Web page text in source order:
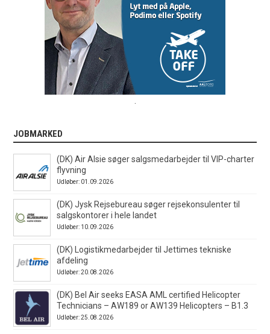
JOBMARKED
(DK) Air Alsie søger salgsmedarbejder til VIP-charter
flyvning
Udløber: 01.09.2026
(DK) Jysk Rejsebureau søger rejsekonsulenter til
salgskontorer i hele landet
Udløber: 10.09.2026
(DK) Logistikmedarbejder til Jettimes tekniske
afdeling
Udløber: 20.08.2026
(DK) Bel Air seeks EASA AML certified Helicopter
Technicians – AW189 or AW139 Helicopters – B1.3
Udløber: 25.08.2026